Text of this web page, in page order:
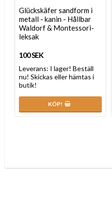
Glückskäfer sandform i
metall - kanin - Hållbar
Waldorf & Montessori-
leksak
100 SEK
Leverans: I lager! Beställ
nu! Skickas eller hämtas i
butik!
KÖP!